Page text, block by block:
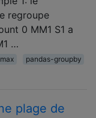
regroupe
0 MM1 S1 a
…
max pandas-groupby
plage de